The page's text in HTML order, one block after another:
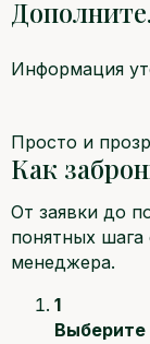
Информация
Просто и
Как
От заявки до
понятных
менеджера.
1
Выберите